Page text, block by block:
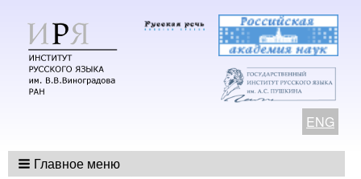
ENG
Главное меню